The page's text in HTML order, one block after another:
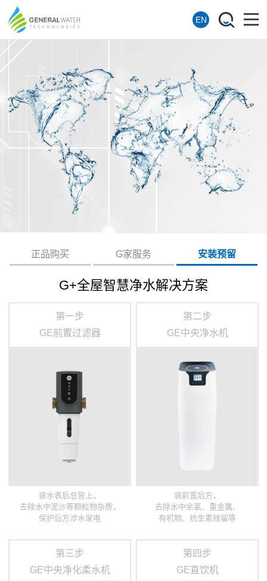
EN
正品购买 G家服务 安装预留
G+全屋智慧净水解决方案
第一步
GE前置过滤器
装水表后总管上，
去除水中泥沙等颗粒物杂质，
保护后方涉水家电
第二步
GE中央净水机
装前置后方，
去除水中余氯、重金属、
有机物、抗生素残留等
第三步
GE中央净化柔水机
第四步
GE直饮机